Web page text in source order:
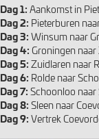
Dag 1:Aankomst in
Dag 2: Pieterburen
Dag 3:Winsum naar
Dag 4:Groningen
Dag 5:Zuidlaren naar
Dag 6: Rolde naar
Dag 7:Schoonloo naar
Dag 8:Sleen naar
Dag 9:Vertrek